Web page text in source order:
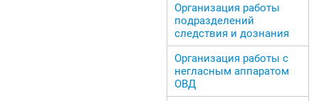
Организация работы
подразделений
следствия и дознания
Организация работы с
негласным аппаратом
ОВД